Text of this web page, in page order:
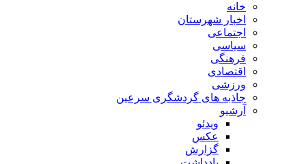
خانه
اخبار شهرستان
اجتماعی
سیاسی
فرهنگی
اقتصادی
ورزشی
جاذبه های گردشگری سرعین
آرشیو
ویدئو
عکس
گزارش